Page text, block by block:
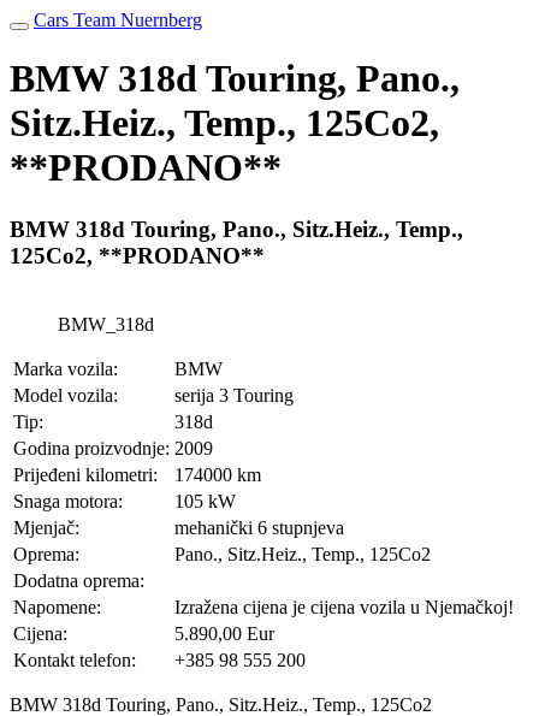
Cars Team Nuernberg
BMW 318d Touring, Pano.,
Sitz.Heiz., Temp., 125Co2,
**PRODANO**
BMW 318d Touring, Pano., Sitz.Heiz., Temp.,
125Co2, **PRODANO**
BMW_318d
Marka vozila:
BMW
Model vozila:
serija 3 Touring
Tip:
318d
Godina proizvodnje: 2009
Prijeđeni kilometri:
174000 km
Snaga motora:
105 kW
Mjenjač:
mehanički 6 stupnjeva
Oprema:
Pano., Sitz.Heiz., Temp., 125Co2
Dodatna oprema:
Napomene:
Izražena cijena je cijena vozila u Njemačkoj!
Cijena:
5.890,00 Eur
Kontakt telefon:
+385 98 555 200
BMW 318d Touring, Pano., Sitz.Heiz., Temp., 125Co2